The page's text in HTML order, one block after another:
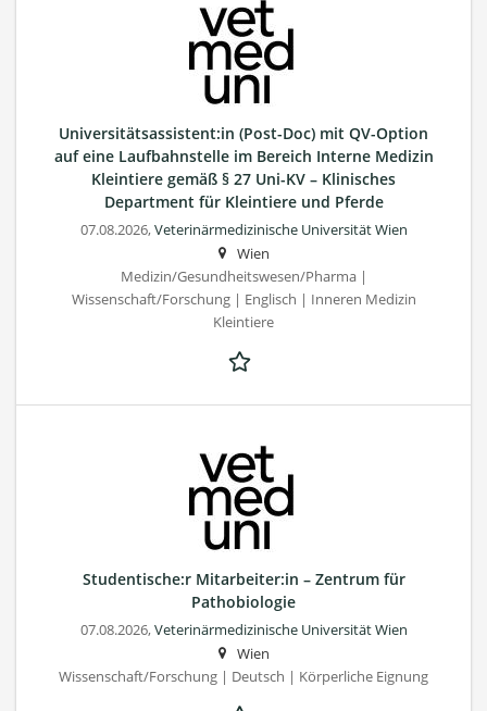
Universitätsassistent:in (Post-Doc) mit QV-Option
auf eine Laufbahnstelle im Bereich Interne Medizin
Kleintiere gemäß § 27 Uni-KV – Klinisches
Department für Kleintiere und Pferde
07.08.2026,Veterinärmedizinische Universität Wien
Wien
Medizin/Gesundheitswesen/Pharma |
Wissenschaft/Forschung | Englisch | Inneren Medizin
Kleintiere
Studentische:r Mitarbeiter:in – Zentrum für
Pathobiologie
07.08.2026,Veterinärmedizinische Universität Wien
Wien
Wissenschaft/Forschung | Deutsch | Körperliche Eignung